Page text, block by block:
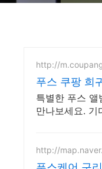
http://
푸스 쿠팡 희
특별한 푸스 앨
만나보세요. 기
http://